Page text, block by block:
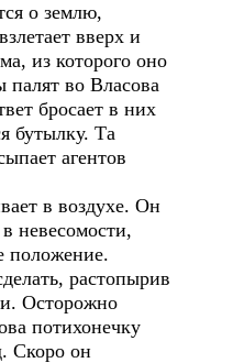
о землю,
вверх и
из которого оно
палят во Власова
бросает в них
бутылку. Та
агентов
в воздухе. Он
невесомости,
положение.
растопырив
Осторожно
потихонечку
Скоро он